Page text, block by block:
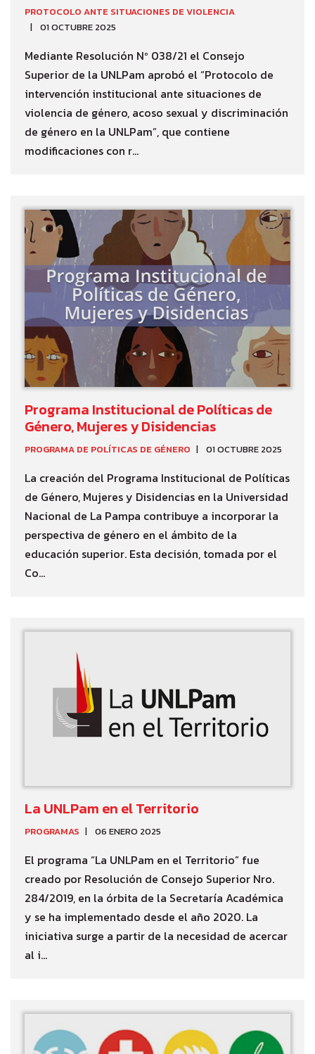
PROTOCOLO ANTE SITUACIONES DE VIOLENCIA
01 OCTUBRE 2025
Mediante Resolución Nº 038/21 el Consejo
Superior de la UNLPam aprobó el “Protocolo de
intervención institucional ante situaciones de
violencia de género, acoso sexual y discriminación
de género en la UNLPam”, que contiene
modificaciones con r...
Programa Institucional de Políticas de
Género, Mujeres y Disidencias
PROGRAMA DE POLÍTICAS DE GÉNERO 01 OCTUBRE 2025
La creación del Programa Institucional de Políticas
de Género, Mujeres y Disidencias en la Universidad
Nacional de La Pampa contribuye a incorporar la
perspectiva de género en el ámbito de la
educación superior. Esta decisión, tomada por el
Co...
La UNLPam en el Territorio
PROGRAMAS 06 ENERO 2025
El programa “La UNLPam en el Territorio” fue
creado por Resolución de Consejo Superior Nro.
284/2019, en la órbita de la Secretaría Académica
y se ha implementado desde el año 2020. La
iniciativa surge a partir de la necesidad de acercar
al i...